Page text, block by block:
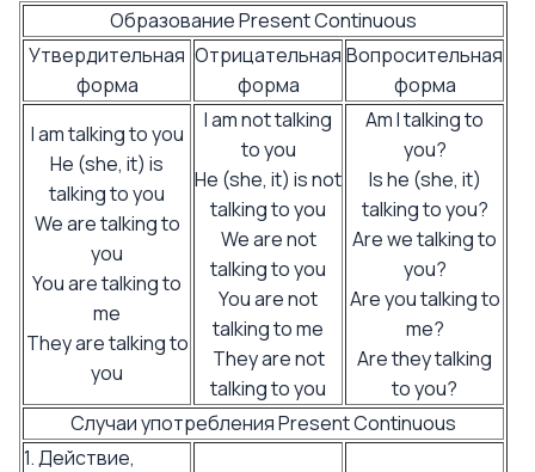
Образование Present Continuous
Утвердительная
форма
Отрицательная
форма
Вопросительная
форма
I am talking to you
He (she, it) is
talking to you
We are talking to
you
You are talking to
me
They are talking to
you
I am not talking
to you
He (she, it) is not
talking to you
We are not
talking to you
You are not
talking to me
They are not
talking to you
Am I talking to
you?
Is he (she, it)
talking to you?
Are we talking to
you?
Are you talking to
me?
Are they talking
to you?
Случаи употребления Present Continuous
1. Действие,